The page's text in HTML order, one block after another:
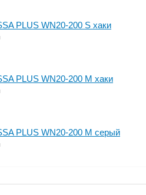
PLUS WN20-200 S хаки
PLUS WN20-200 M хаки
PLUS WN20-200 M серый